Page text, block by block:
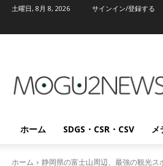
土曜日, 8月 8, 2026 サインイン/登録する
ホーム SDGS・CSR・CSV
ホーム 静岡県の富士山周辺、最強の観光ス